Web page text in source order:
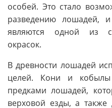
особей. Это стало
разведению лошадей,
являются одной из
окрасок.
В древности лошадей
целей. Кони и
предками лошадей,
верховой езды, а